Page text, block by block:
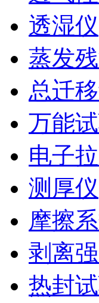
透湿仪
蒸发
总迁
万能
电子
测厚仪
摩擦
剥离
热封